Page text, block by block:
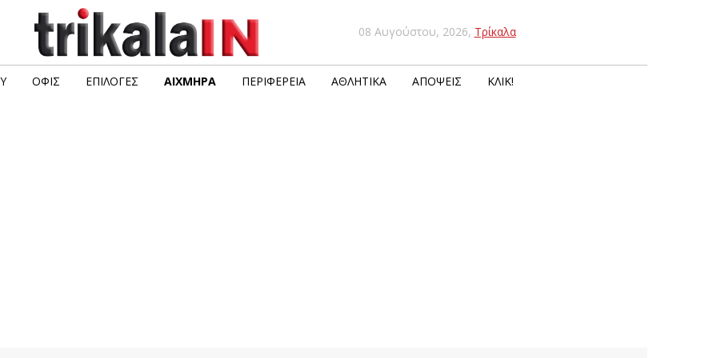
08 Αυγούστου, 2026, Τρίκαλα
ΟΦΙΣ ΕΠΙΛΟΓΈΣ ΑΙΧΜΗΡΆ ΠΕΡΙΦΈΡΕΙΑ ΑΘΛΗΤΙΚΆ ΑΠΌΨΕΙΣ ΚΛΙΚ!